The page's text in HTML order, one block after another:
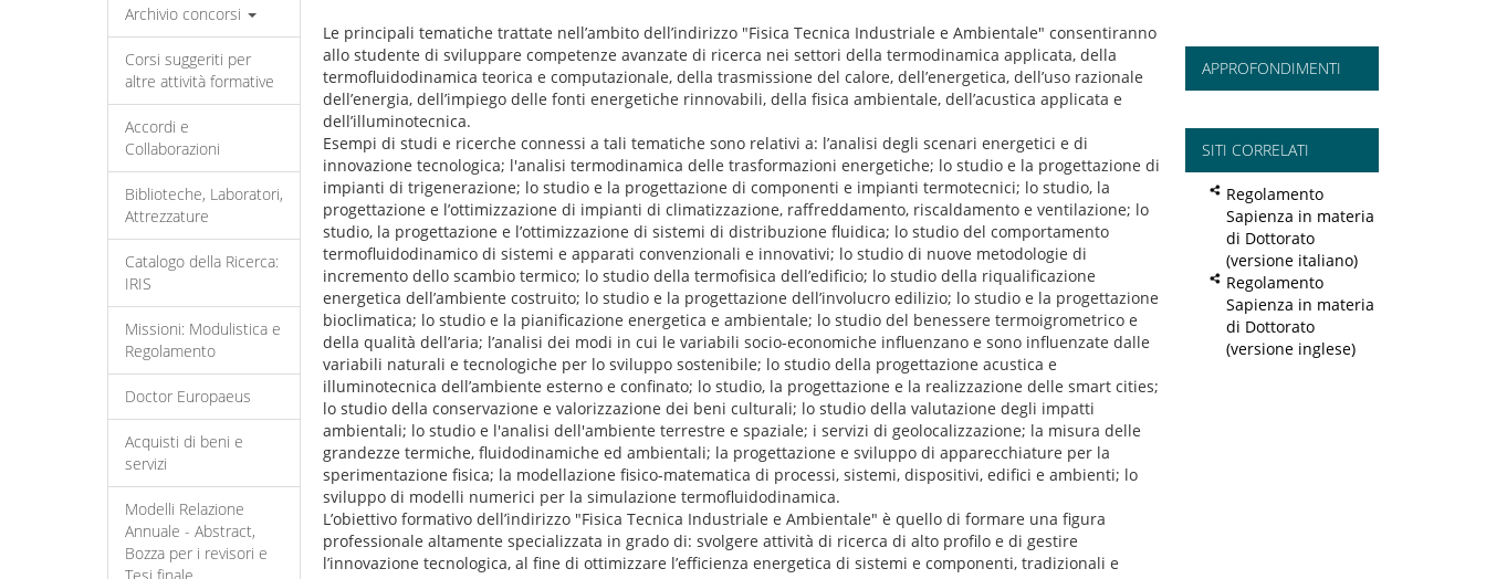
Archivio concorsi
Corsi suggeriti per
altre attività formative
Accordi e
Collaborazioni
Biblioteche, Laboratori,
Attrezzature
Catalogo della Ricerca:
IRIS
Missioni: Modulistica e
Regolamento
Doctor Europaeus
Acquisti di beni e
servizi
Modelli Relazione
Annuale - Abstract,
Bozza per i revisori e
Le principali tematiche trattate nell’ambito dell’indirizzo "Fisica Tecnica Industriale e Ambientale" consentiranno
allo studente di sviluppare competenze avanzate di ricerca nei settori della termodinamica applicata, della
termofluidodinamica teorica e computazionale, della trasmissione del calore, dell’energetica, dell’uso razionale
dell’energia, dell’impiego delle fonti energetiche rinnovabili, della fisica ambientale, dell’acustica applicata e
dell’illuminotecnica.
Esempi di studi e ricerche connessi a tali tematiche sono relativi a: l’analisi degli scenari energetici e di
innovazione tecnologica; l'analisi termodinamica delle trasformazioni energetiche; lo studio e la progettazione di
impianti di trigenerazione; lo studio e la progettazione di componenti e impianti termotecnici; lo studio, la
progettazione e l’ottimizzazione di impianti di climatizzazione, raffreddamento, riscaldamento e ventilazione; lo
studio, la progettazione e l’ottimizzazione di sistemi di distribuzione fluidica; lo studio del comportamento
termofluidodinamico di sistemi e apparati convenzionali e innovativi; lo studio di nuove metodologie di
incremento dello scambio termico; lo studio della termofisica dell’edificio; lo studio della riqualificazione
energetica dell’ambiente costruito; lo studio e la progettazione dell’involucro edilizio; lo studio e la progettazione
bioclimatica; lo studio e la pianificazione energetica e ambientale; lo studio del benessere termoigrometrico e
della qualità dell’aria; l’analisi dei modi in cui le variabili socio-economiche influenzano e sono influenzate dalle
variabili naturali e tecnologiche per lo sviluppo sostenibile; lo studio della progettazione acustica e
illuminotecnica dell’ambiente esterno e confinato; lo studio, la progettazione e la realizzazione delle smart cities;
lo studio della conservazione e valorizzazione dei beni culturali; lo studio della valutazione degli impatti
ambientali; lo studio e l'analisi dell'ambiente terrestre e spaziale; i servizi di geolocalizzazione; la misura delle
grandezze termiche, fluidodinamiche ed ambientali; la progettazione e sviluppo di apparecchiature per la
sperimentazione fisica; la modellazione fisico-matematica di processi, sistemi, dispositivi, edifici e ambienti; lo
sviluppo di modelli numerici per la simulazione termofluidodinamica.
L’obiettivo formativo dell’indirizzo "Fisica Tecnica Industriale e Ambientale" è quello di formare una figura
professionale altamente specializzata in grado di: svolgere attività di ricerca di alto profilo e di gestire
l’innovazione tecnologica, al fine di ottimizzare l’efficienza energetica di sistemi e componenti, tradizionali e
APPROFONDIMENTI
SITI CORRELATI
Regolamento
Sapienza in materia
di Dottorato
(versione italiano)
Regolamento
Sapienza in materia
di Dottorato
(versione inglese)